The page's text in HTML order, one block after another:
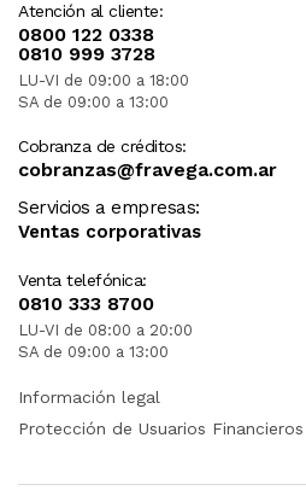
Atención al cliente:
0800 122 0338
0810 999 3728
LU-VI de 09:00 a 18:00
SA de 09:00 a 13:00
Cobranza de créditos:
cobranzas@fravega.com.ar
Servicios a empresas:
Ventas corporativas
Venta telefónica:
0810 333 8700
LU-VI de 08:00 a 20:00
SA de 09:00 a 13:00
Información legal
Protección de Usuarios Financieros